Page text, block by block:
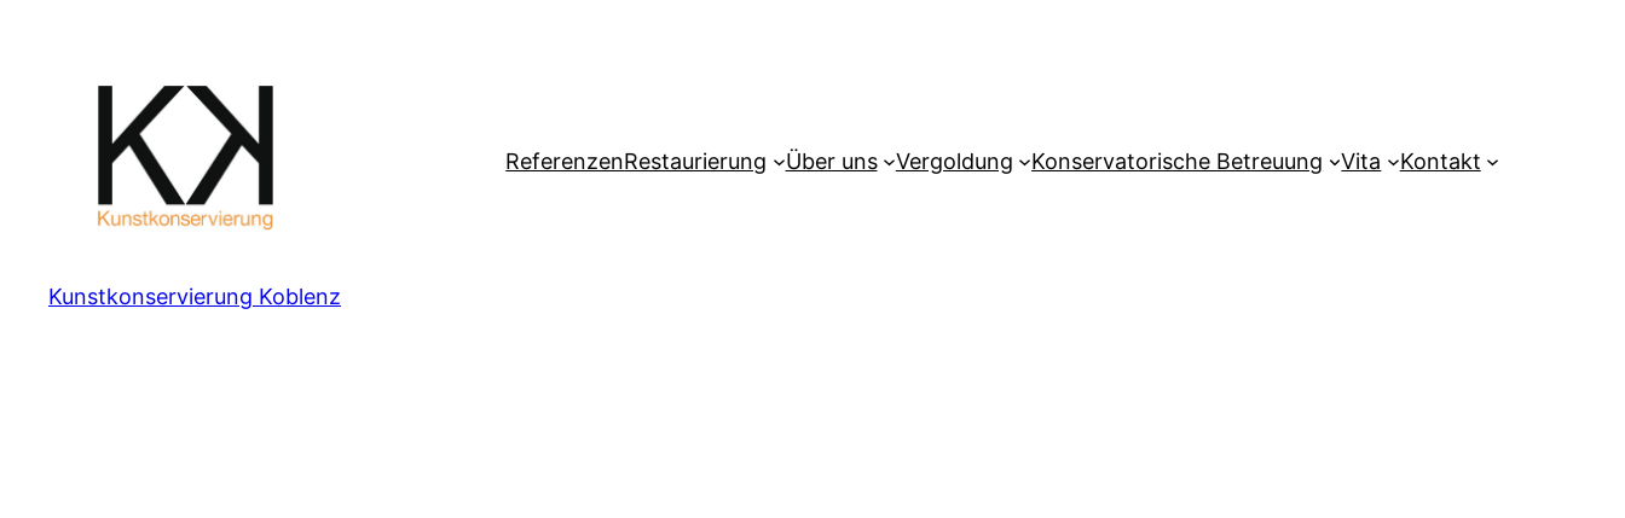
ReferenzenRestaurierung Über uns Vergoldung Konservatorische Betreuung Vita Kontakt
Kunstkonservierung Koblenz